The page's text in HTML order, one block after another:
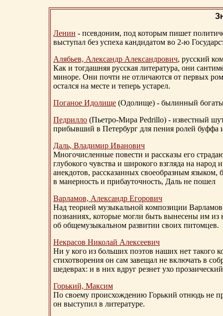
Ленин - псевдоним, под которым пишет
выступал без успеха кандидатом во 2-ю
Алябьев, Александр Александрович, русский
Как и тогдашняя русская литература, они
миноре. Они почти не отличаются от первых
остался на месте и теперь устарел.
Поганое Идолище (Одолище) - былинный
Педрилло (Пьетро-Мира Pedrillo) - известный
прибывший в Петербург для пения ролей буффа
Даль, Владимир Иванович
Многочисленные повести и рассказы его
глубокого чувства и широкого взгляда на
анекдотов, рассказанных своеобразным
в манерность и прибауточность, Даль не пошел
Варламов, Александр Егорович
Над теорией музыкальной композиции
познаниях, которые могли быть вынесены им из
об общемузыкальном развитии своих питомцев.
Некрасов Николай Алексеевич
Ни у кого из больших поэтов наших нет такого
стихотворения он сам завещал не включать в
шедеврах: и в них вдруг резнет ухо
Горький, Максим
По своему происхождению Горький отнюдь не
он выступил в литературе.